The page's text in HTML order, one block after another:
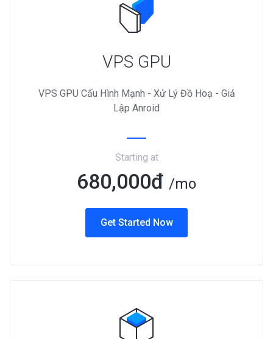
VPS GPU
VPS GPU Cấu Hình Mạnh - Xử Lý Đồ Hoạ - Giả
Lập Anroid
Starting at
680,000đ /mo
Get Started Now